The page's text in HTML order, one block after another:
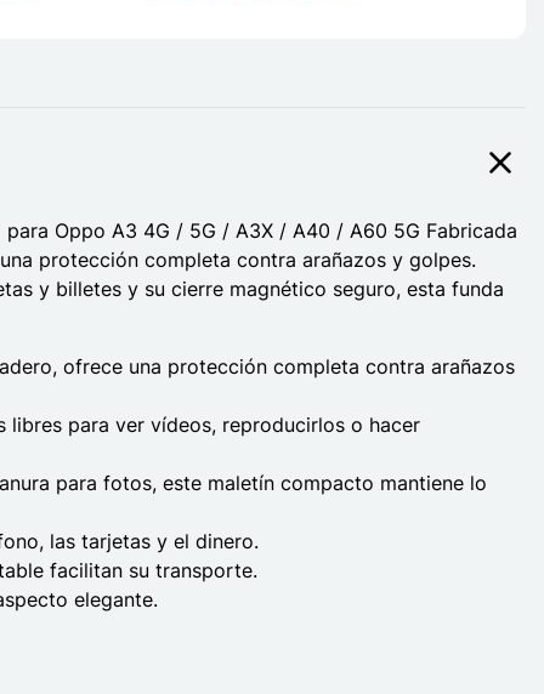
Oppo A3 4G / 5G / A3X / A40 / A60 5G Fabricada
protección completa contra arañazos y golpes.
y billetes y su cierre magnético seguro, esta funda
ofrece una protección completa contra arañazos
para ver vídeos, reproducirlos o hacer
para fotos, este maletín compacto mantiene lo
las tarjetas y el dinero.
facilitan su transporte.
elegante.